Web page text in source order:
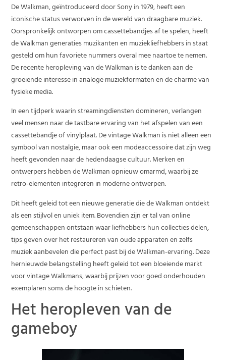
De Walkman, geïntroduceerd door Sony in 1979, heeft een
iconische status verworven in de wereld van draagbare muziek.
Oorspronkelijk ontworpen om cassettebandjes af te spelen, heeft
de Walkman generaties muzikanten en muziekliefhebbers in staat
gesteld om hun favoriete nummers overal mee naartoe te nemen.
De recente heropleving van de Walkman is te danken aan de
groeiende interesse in analoge muziekformaten en de charme van
fysieke media.
In een tijdperk waarin streamingdiensten domineren, verlangen
veel mensen naar de tastbare ervaring van het afspelen van een
cassettebandje of vinylplaat. De vintage Walkman is niet alleen een
symbool van nostalgie, maar ook een modeaccessoire dat zijn weg
heeft gevonden naar de hedendaagse cultuur. Merken en
ontwerpers hebben de Walkman opnieuw omarmd, waarbij ze
retro-elementen integreren in moderne ontwerpen.
Dit heeft geleid tot een nieuwe generatie die de Walkman ontdekt
als een stijlvol en uniek item. Bovendien zijn er tal van online
gemeenschappen ontstaan waar liefhebbers hun collecties delen,
tips geven over het restaureren van oude apparaten en zelfs
muziek aanbevelen die perfect past bij de Walkman-ervaring. Deze
hernieuwde belangstelling heeft geleid tot een bloeiende markt
voor vintage Walkmans, waarbij prijzen voor goed onderhouden
exemplaren soms de hoogte in schieten.
Het heropleven van de
gameboy